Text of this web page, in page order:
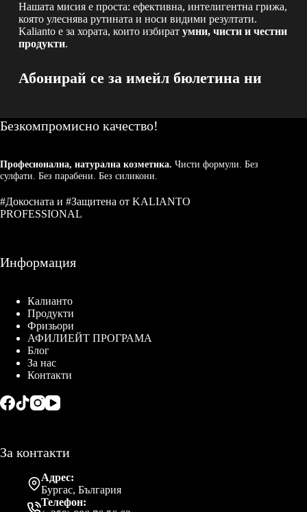
Нашата мисия е проста: ефективна, интелигентна грижа,
която улеснява рутината и носи видими резултати.
Kalianto е за хората, които избират умни, чисти и честни
продукти.
Абонирай се за имейл бюлетина ни
Безкомпромисно качество!
Професионална, натурална козметика. Чисти формули. Без
сулфати. Без парабени. Без силикони.
#Докосната и #Защитена от KALIANTO
PROFESSIONAL
Информация
Калианто
Продукти
Фризьори
АФИЛИЕЙТ ПРОГРАМА
Блог
За нас
Контакти
За контакти
Адрес:
Бургас, България
Телефон: